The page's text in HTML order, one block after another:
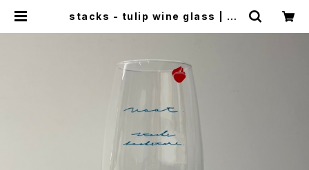
stacks - tulip wine glass | st